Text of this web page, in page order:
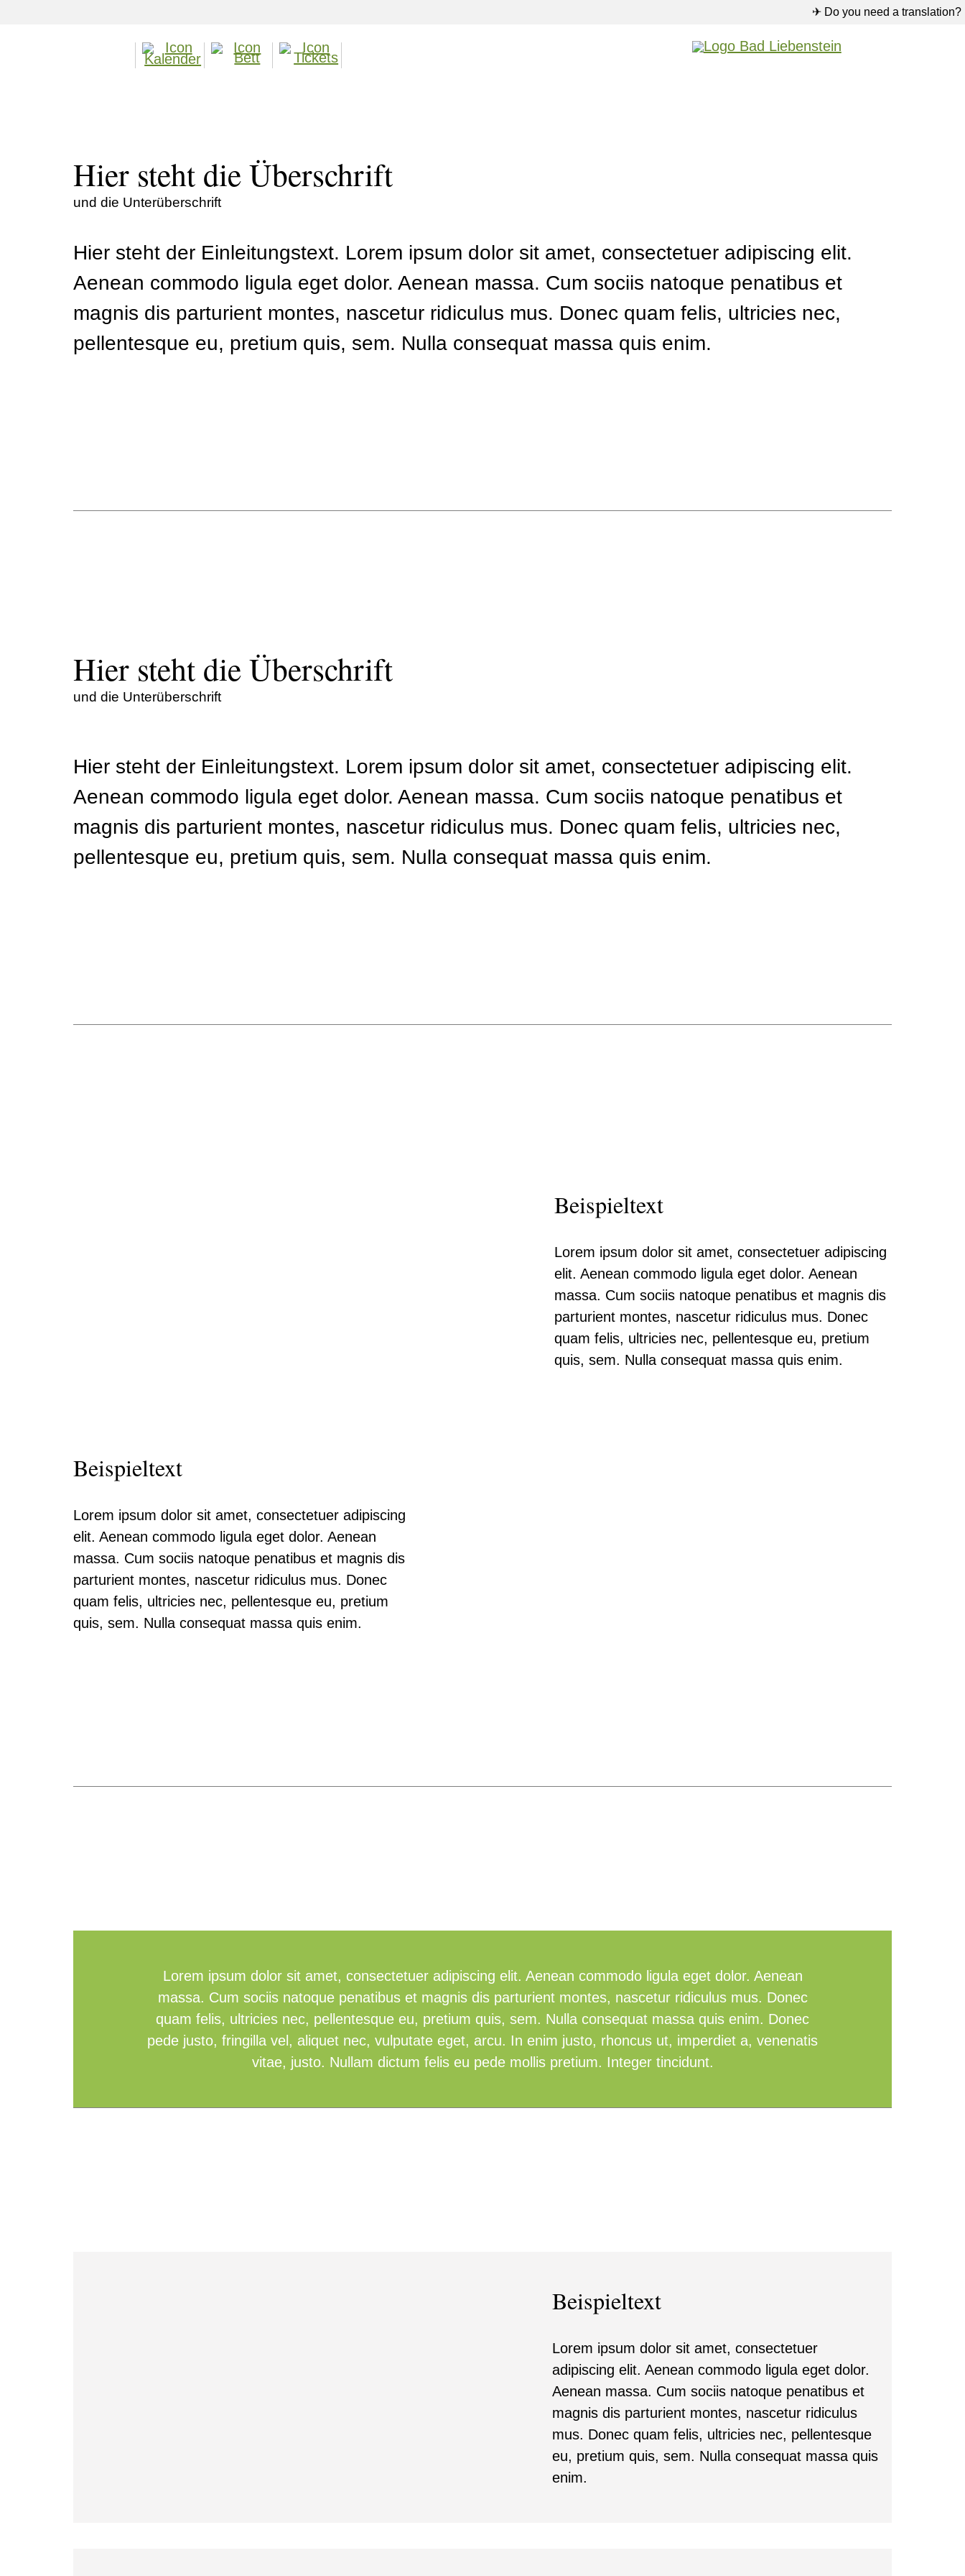
✈ Do you need a translation?
Hier steht die Überschrift
und die Unterüberschrift
Hier steht der Einleitungstext. Lorem ipsum dolor sit amet, consectetuer adipiscing elit.
Aenean commodo ligula eget dolor. Aenean massa. Cum sociis natoque penatibus et
magnis dis parturient montes, nascetur ridiculus mus. Donec quam felis, ultricies nec,
pellentesque eu, pretium quis, sem. Nulla consequat massa quis enim.
Hier steht die Überschrift
und die Unterüberschrift
Hier steht der Einleitungstext. Lorem ipsum dolor sit amet, consectetuer adipiscing elit.
Aenean commodo ligula eget dolor. Aenean massa. Cum sociis natoque penatibus et
magnis dis parturient montes, nascetur ridiculus mus. Donec quam felis, ultricies nec,
pellentesque eu, pretium quis, sem. Nulla consequat massa quis enim.
Beispieltext
Lorem ipsum dolor sit amet, consectetuer adipiscing
elit. Aenean commodo ligula eget dolor. Aenean
massa. Cum sociis natoque penatibus et magnis dis
parturient montes, nascetur ridiculus mus. Donec
quam felis, ultricies nec, pellentesque eu, pretium
quis, sem. Nulla consequat massa quis enim.
Beispieltext
Lorem ipsum dolor sit amet, consectetuer adipiscing
elit. Aenean commodo ligula eget dolor. Aenean
massa. Cum sociis natoque penatibus et magnis dis
parturient montes, nascetur ridiculus mus. Donec
quam felis, ultricies nec, pellentesque eu, pretium
quis, sem. Nulla consequat massa quis enim.
Lorem ipsum dolor sit amet, consectetuer adipiscing elit. Aenean commodo ligula eget dolor. Aenean
massa. Cum sociis natoque penatibus et magnis dis parturient montes, nascetur ridiculus mus. Donec
quam felis, ultricies nec, pellentesque eu, pretium quis, sem. Nulla consequat massa quis enim. Donec
pede justo, fringilla vel, aliquet nec, vulputate eget, arcu. In enim justo, rhoncus ut, imperdiet a, venenatis
vitae, justo. Nullam dictum felis eu pede mollis pretium. Integer tincidunt.
Beispieltext
Lorem ipsum dolor sit amet, consectetuer
adipiscing elit. Aenean commodo ligula eget dolor.
Aenean massa. Cum sociis natoque penatibus et
magnis dis parturient montes, nascetur ridiculus
mus. Donec quam felis, ultricies nec, pellentesque
eu, pretium quis, sem. Nulla consequat massa quis
enim.